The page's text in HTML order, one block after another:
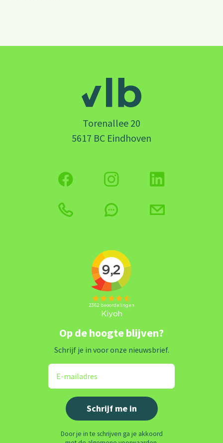
Torenallee 20
5617 BC Eindhoven
Op de hoogte blijven?
Schrijf je in voor onze nieuwsbrief.
Door je in te schrijven ga je akkoord